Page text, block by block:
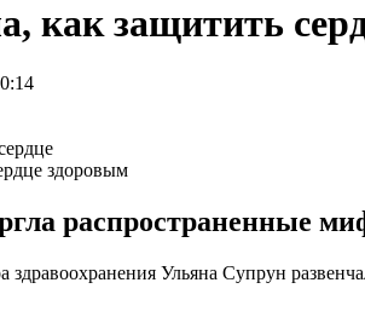
как защитить
здоровым
распространенные
Ульяна Супрун